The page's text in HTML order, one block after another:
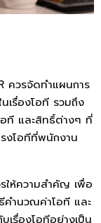
ควรจัดทำแผนการ
เรื่องโอที รวมถึง
อที และสิทธิ์ต่างๆ ที่
รงโอทีที่พนักงาน
ให้ความสำคัญ เพื่อ
คำนวณค่าโอที และ
เรื่องโอทีอย่างเป็น